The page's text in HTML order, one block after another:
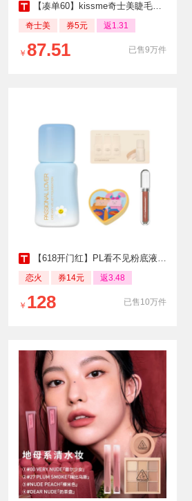
【凑单60】kissme奇士美睫毛膏1支
奇士美 券5元 返1.31
已售9万件
￥ 87.51
【618开门红】PL看不见粉底液3.0
恋火 券14元 返3.48
已售10万件
￥ 128